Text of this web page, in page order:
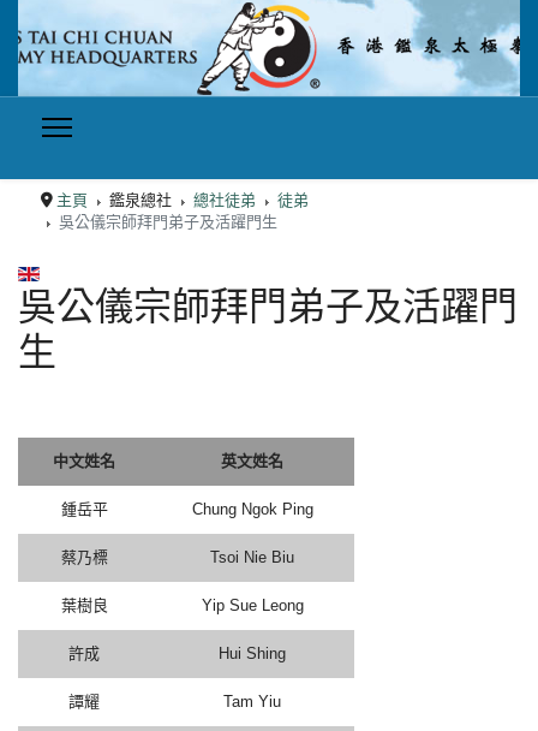
主頁 鑑泉總社 總社徒弟
徒弟
吳公儀宗師拜門弟子及活躍門生
選擇你的語言
吳公儀宗師拜門弟子及活躍門
生
中文姓名 英文姓名
鍾岳平 Chung Ngok Ping
蔡乃標 Tsoi Nie Biu
葉樹良 Yip Sue Leong
許成 Hui Shing
譚耀 Tam Yiu